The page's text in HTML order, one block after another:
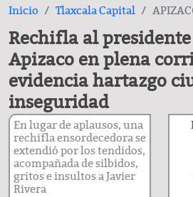
Inicio Tlaxcala Capital
Rechifla al
Apizaco en plena
evidencia hartazgo
inseguridad
En lugar de aplausos, una
rechifla ensordecedora se
extendió por los tendidos,
acompañada de silbidos,
gritos e insultos a Javier
Rivera